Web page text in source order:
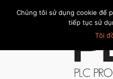
Trang chủ Giới thiệu Khách hàng
Chúng tôi sử dụng cookie để
tiếp tục sử
Tôi